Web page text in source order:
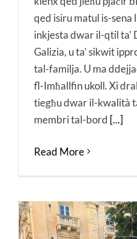
qed isiru matul is-sena
inkjesta dwar il-qtil ta'
Galizia, u ta' sikwit
tal-familja. U ma
fl-Imħallfin ukoll. Xi
tiegħu dwar il-kwalità
membri tal-bord [...]
Read More